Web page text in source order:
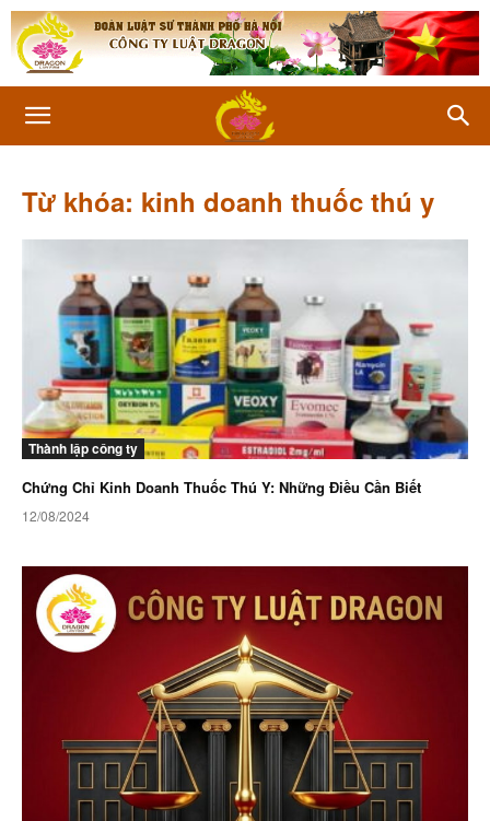
Từ khóa: kinh doanh thuốc thú y
Thành lập công ty
Chứng Chỉ Kinh Doanh Thuốc Thú Y: Những Điều Cần Biết
12/08/2024